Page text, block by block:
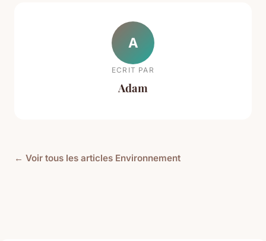
A
ECRIT PAR
Adam
← Voir tous les articles Environnement